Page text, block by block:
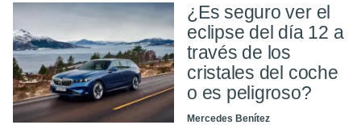
¿Es seguro ver el
eclipse del día 12 a
través de los
cristales del coche
o es peligroso?
Mercedes Benítez